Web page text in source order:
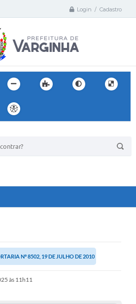
Login / Cadastro
Nº 8502, 19 DE JULHO DE 2010
às 11h11